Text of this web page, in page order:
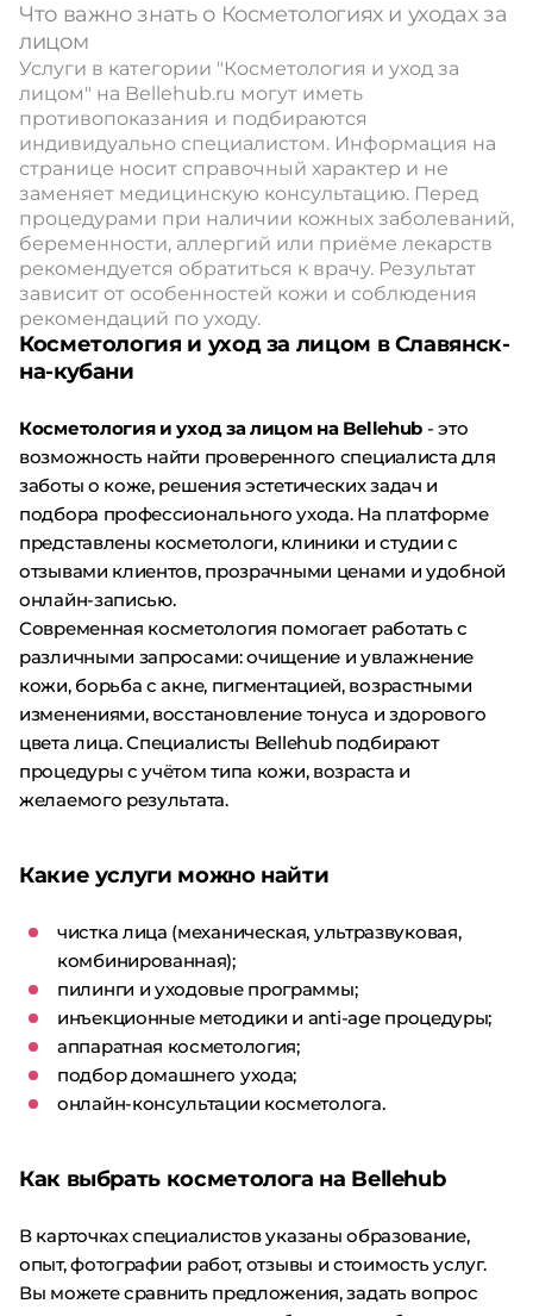
Что важно знать о Косметологиях и уходах за
лицом
Услуги в категории "Косметология и уход за
лицом" на Bellehub.ru могут иметь
противопоказания и подбираются
индивидуально специалистом. Информация на
странице носит справочный характер и не
заменяет медицинскую консультацию. Перед
процедурами при наличии кожных заболеваний,
беременности, аллергий или приёме лекарств
рекомендуется обратиться к врачу. Результат
зависит от особенностей кожи и соблюдения
рекомендаций по уходу.
Косметология и уход за лицом в Славянск-
на-кубани
Косметология и уход за лицом на Bellehub - это
возможность найти проверенного специалиста для
заботы о коже, решения эстетических задач и
подбора профессионального ухода. На платформе
представлены косметологи, клиники и студии с
отзывами клиентов, прозрачными ценами и удобной
онлайн-записью.
Современная косметология помогает работать с
различными запросами: очищение и увлажнение
кожи, борьба с акне, пигментацией, возрастными
изменениями, восстановление тонуса и здорового
цвета лица. Специалисты Bellehub подбирают
процедуры с учётом типа кожи, возраста и
желаемого результата.
Какие услуги можно найти
чистка лица (механическая, ультразвуковая,
комбинированная);
пилинги и уходовые программы;
инъекционные методики и anti-age процедуры;
аппаратная косметология;
подбор домашнего ухода;
онлайн-консультации косметолога.
Как выбрать косметолога на Bellehub
В карточках специалистов указаны образование,
опыт, фотографии работ, отзывы и стоимость услуг.
Вы можете сравнить предложения, задать вопрос